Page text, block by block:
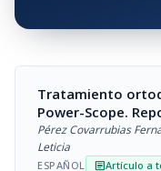
Tratamiento
Power-Scope.
Pérez Covarrubias
Leticia
ESPAÑOL articleArtículo a